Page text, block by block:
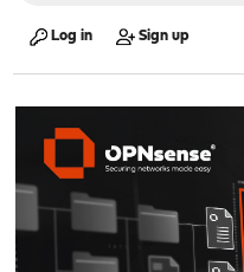
Log in Sign up